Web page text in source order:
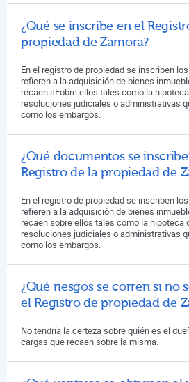
¿Qué se inscribe en el
propiedad de Zamora?
En el registro de propiedad se inscriben
refieren a la adquisición de bienes
recaen sFobre ellos tales como la
resoluciones judiciales o administrativas
como los embargos.
¿Qué documentos se
Registro de la propiedad de
En el registro de propiedad se inscriben
refieren a la adquisición de bienes
recaen sobre ellos tales como la hipoteca
resoluciones judiciales o administrativas
como los embargos.
¿Qué riesgos se corren si no
el Registro de propiedad de
No tendría la certeza sobre quién es el
cargas que recaen sobre la misma.